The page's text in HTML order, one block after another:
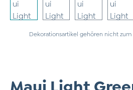
Dekorationsartikel gehören nicht zum
Maui Light